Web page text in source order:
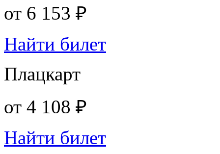
от 6 153 ₽
Найти билет
Плацкарт
от 4 108 ₽
Найти билет